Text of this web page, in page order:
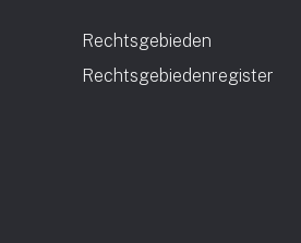
Rechtsgebieden
Rechtsgebiedenregister